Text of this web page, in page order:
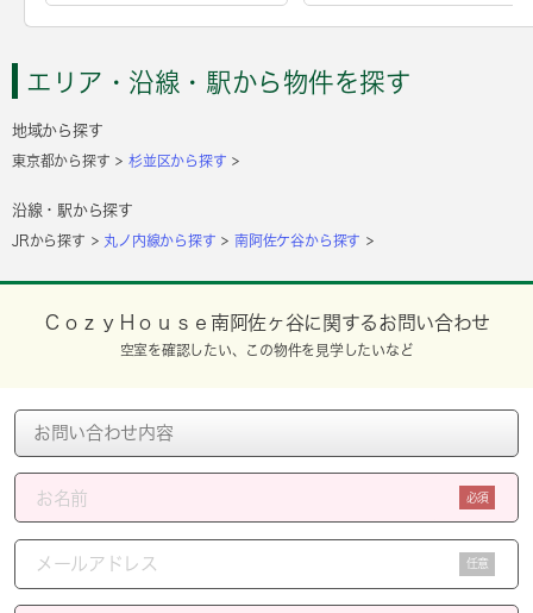
エリア・沿線・駅から物件を探す
地域から探す
東京都から探す 杉並区から探す
沿線・駅から探す
JRから探す 丸ノ内線から探す 南阿佐ケ谷から探す
ＣｏｚｙＨｏｕｓｅ南阿佐ヶ谷に関するお問い合わせ
空室を確認したい、この物件を見学したいなど
必須
任意